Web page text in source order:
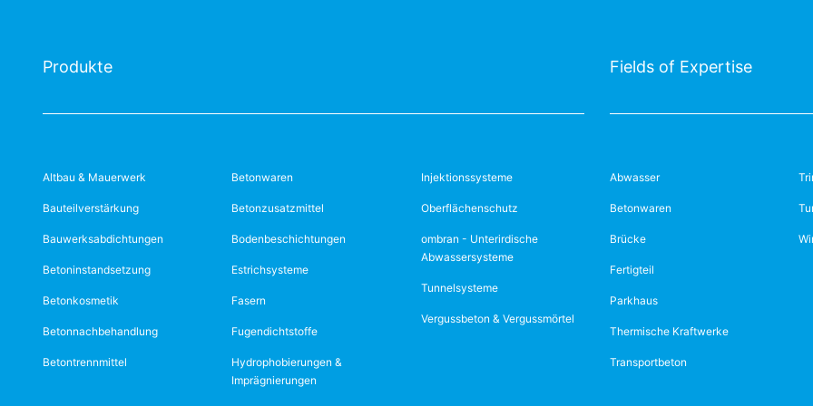
Produkte
Altbau & Mauerwerk
Bauteilverstärkung
Bauwerksabdichtungen
Betoninstandsetzung
Betonkosmetik
Betonnachbehandlung
Betontrennmittel
Betonwaren
Betonzusatzmittel
Bodenbeschichtungen
Estrichsysteme
Fasern
Fugendichtstoffe
Hydrophobierungen &
Imprägnierungen
Injektionssysteme
Oberflächenschutz
ombran - Unterirdische
Abwassersysteme
Tunnelsysteme
Vergussbeton & Vergussmörtel
Fields of Expertise
Abwasser
Betonwaren
Brücke
Fertigteil
Parkhaus
Thermische Kraftwerke
Transportbeton